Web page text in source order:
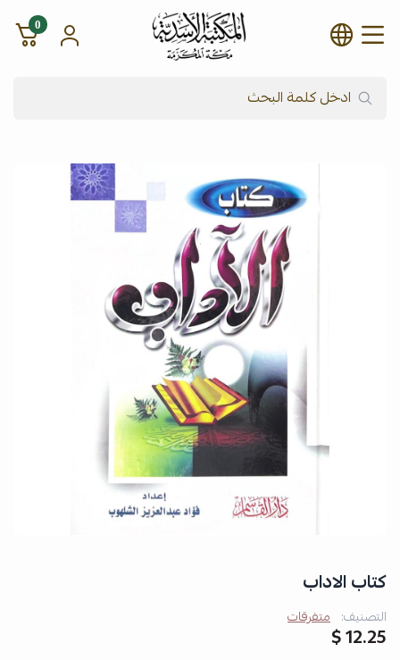
شركة المكتبة الأسدية للنشر
0
كتاب الاداب
التصنيف: متفرقات
12.25 $